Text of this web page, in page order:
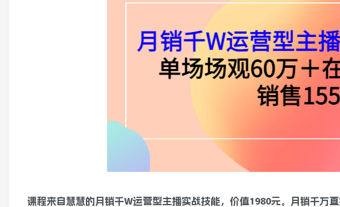
课程来自慧慧的月销千W运营型主播实战技能，价值1980元。月销千万